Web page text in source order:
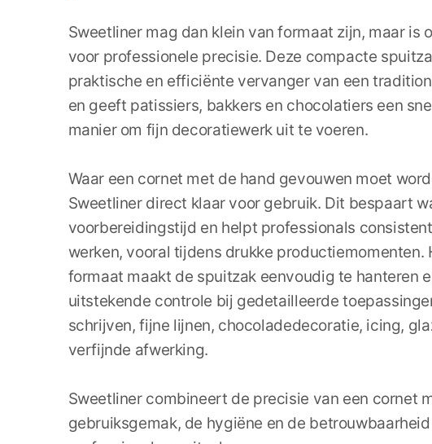
Sweetliner mag dan klein van formaat zijn, maar is
voor professionele precisie. Deze compacte
praktische en efficiënte vervanger van een
en geeft patissiers, bakkers en chocolatiers een
manier om fijn decoratiewerk uit te voeren.
Waar een cornet met de hand gevouwen moet
Sweetliner direct klaar voor gebruik. Dit bespaart
voorbereidingstijd en helpt professionals
werken, vooral tijdens drukke productiemomenten.
formaat maakt de spuitzak eenvoudig te hanteren
uitstekende controle bij gedetailleerde
schrijven, fijne lijnen, chocoladedecoratie, icing,
verfijnde afwerking.
Sweetliner combineert de precisie van een cornet
gebruiksgemak, de hygiëne en de